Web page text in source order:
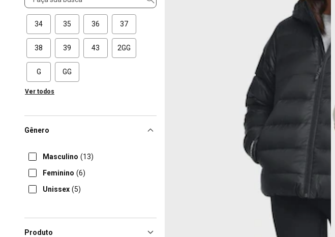
34 35 36 37
38 39 43 2GG
G GG
Ver todos
Gênero
Masculino (13)
Feminino (6)
Unissex (5)
Produto